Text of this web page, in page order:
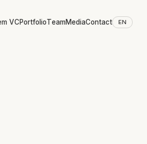
VCPortfolioTeamMediaContact EN